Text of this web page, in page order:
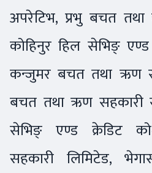
अपरेटिभ, प्रभु बचत
कोहिनुर हिल सेभिङ्
कन्जुमर बचत तथा ऋण
बचत तथा ऋण सहकारी
सेभिङ् एण्ड क्रेडिट
सहकारी लिमिटेड,